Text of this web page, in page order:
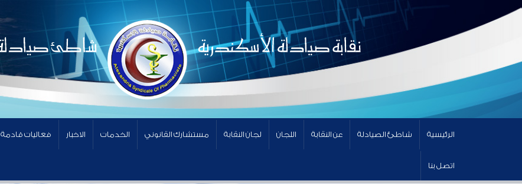
الرئيسية شاطئ الصيادلة عن النقابة اللجان لجان النقابة مستشارك القانوني الخدمات الاخبار فعاليات قادمة
اتصل بنا